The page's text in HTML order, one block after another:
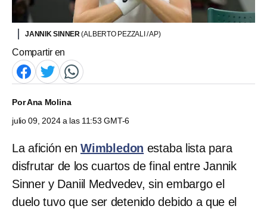
JANNIK SINNER(ALBERTO PEZZALI / AP)
Compartir en
PorAna Molina
julio 09, 2024 a las 11:53 GMT-6
La afición en Wimbledon estaba lista para
disfrutar de los cuartos de final entre Jannik
Sinner y Daniil Medvedev, sin embargo el
duelo tuvo que ser detenido debido a que el